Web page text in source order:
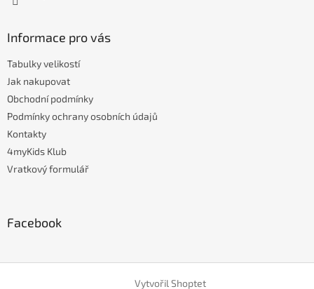
Informace pro vás
Tabulky velikostí
Jak nakupovat
Obchodní podmínky
Podmínky ochrany osobních údajů
Kontakty
4myKids Klub
Vratkový formulář
Facebook
Vytvořil Shoptet